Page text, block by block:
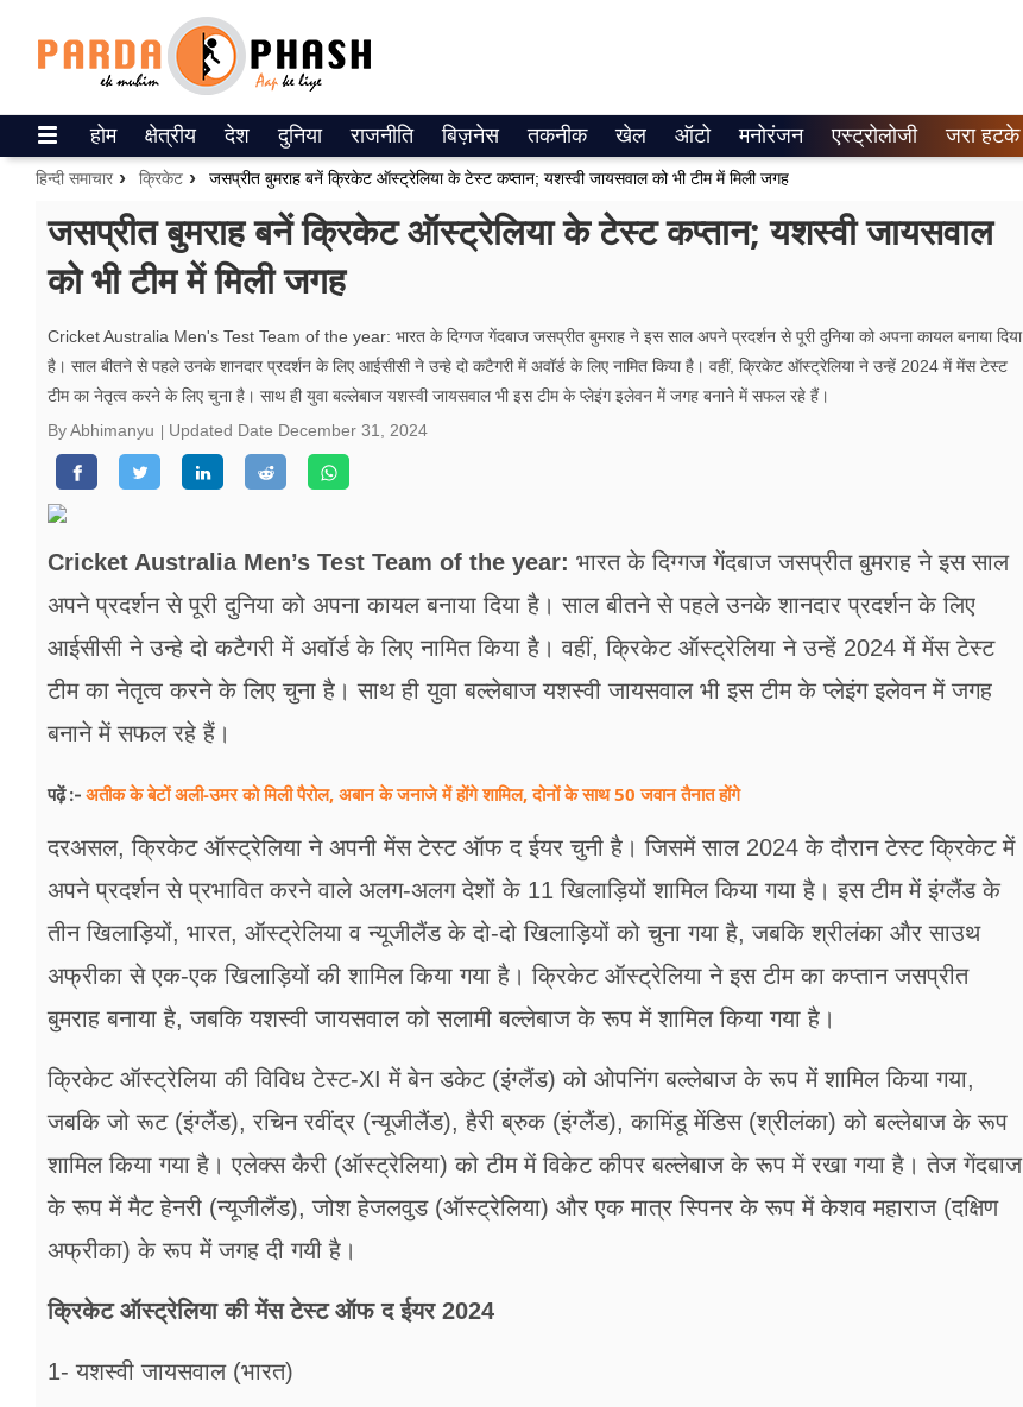
ePaper
उत्तर प्रदेश
वीडियो
रिलेशनशिप
जीवन मंत्रा
सेहत
ब्‍यूटी
जॉब्स
होम क्षेत्रीय देश दुनिया राजनीति बिज़नेस तकनीक खेल ऑटो मनोरंजन एस्ट्रोलोजी जरा हटके
हिन्दी समाचार क्रिकेट जसप्रीत बुमराह बनें क्रिकेट ऑस्ट्रेलिया के टेस्ट कप्तान; यशस्वी जायसवाल को भी टीम में मिली जगह
जसप्रीत बुमराह बनें क्रिकेट ऑस्ट्रेलिया के टेस्ट कप्तान; यशस्वी जायसवाल
को भी टीम में मिली जगह
Cricket Australia Men's Test Team of the year: भारत के दिग्गज गेंदबाज जसप्रीत बुमराह ने इस साल अपने प्रदर्शन से पूरी दुनिया को अपना कायल बनाया दिया
है। साल बीतने से पहले उनके शानदार प्रदर्शन के लिए आईसीसी ने उन्हे दो कटैगरी में अवॉर्ड के लिए नामित किया है। वहीं, क्रिकेट ऑस्ट्रेलिया ने उन्हें 2024 में मेंस टेस्ट
टीम का नेतृत्व करने के लिए चुना है। साथ ही युवा बल्लेबाज यशस्वी जायसवाल भी इस टीम के प्लेइंग इलेवन में जगह बनाने में सफल रहे हैं।
By Abhimanyu
Updated Date December 31, 2024
Cricket Australia Men’s Test Team of the year: भारत के दिग्गज गेंदबाज जसप्रीत बुमराह ने इस साल
अपने प्रदर्शन से पूरी दुनिया को अपना कायल बनाया दिया है। साल बीतने से पहले उनके शानदार प्रदर्शन के लिए
आईसीसी ने उन्हे दो कटैगरी में अवॉर्ड के लिए नामित किया है। वहीं, क्रिकेट ऑस्ट्रेलिया ने उन्हें 2024 में मेंस टेस्ट
टीम का नेतृत्व करने के लिए चुना है। साथ ही युवा बल्लेबाज यशस्वी जायसवाल भी इस टीम के प्लेइंग इलेवन में जगह
बनाने में सफल रहे हैं।
पढ़ें :- अतीक के बेटों अली-उमर को मिली पैरोल, अबान के जनाजे में होंगे शामिल, दोनों के साथ 50 जवान तैनात होंगे
दरअसल, क्रिकेट ऑस्ट्रेलिया ने अपनी मेंस टेस्ट ऑफ द ईयर चुनी है। जिसमें साल 2024 के दौरान टेस्ट क्रिकेट में
अपने प्रदर्शन से प्रभावित करने वाले अलग-अलग देशों के 11 खिलाड़ियों शामिल किया गया है। इस टीम में इंग्लैंड के
तीन खिलाड़ियों, भारत, ऑस्ट्रेलिया व न्यूजीलैंड के दो-दो खिलाड़ियों को चुना गया है, जबकि श्रीलंका और साउथ
अफ्रीका से एक-एक खिलाड़ियों की शामिल किया गया है। क्रिकेट ऑस्ट्रेलिया ने इस टीम का कप्तान जसप्रीत
बुमराह बनाया है, जबकि यशस्वी जायसवाल को सलामी बल्लेबाज के रूप में शामिल किया गया है।
क्रिकेट ऑस्ट्रेलिया की विविध टेस्ट-XI में बेन डकेट (इंग्लैंड) को ओपनिंग बल्लेबाज के रूप में शामिल किया गया,
जबकि जो रूट (इंग्लैंड), रचिन रवींद्र (न्यूजीलैंड), हैरी ब्रुक (इंग्लैंड), कामिंडू मेंडिस (श्रीलंका) को बल्लेबाज के रूप
शामिल किया गया है। एलेक्स कैरी (ऑस्ट्रेलिया) को टीम में विकेट कीपर बल्लेबाज के रूप में रखा गया है। तेज गेंदबाज
के रूप में मैट हेनरी (न्यूजीलैंड), जोश हेजलवुड (ऑस्ट्रेलिया) और एक मात्र स्पिनर के रूप में केशव महाराज (दक्षिण
अफ्रीका) के रूप में जगह दी गयी है।
क्रिकेट ऑस्ट्रेलिया की मेंस टेस्ट ऑफ द ईयर 2024
1- यशस्वी जायसवाल (भारत)